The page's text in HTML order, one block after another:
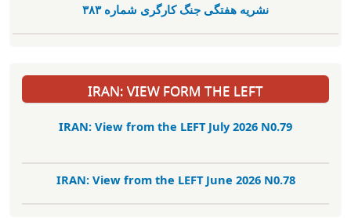
نشریە هفتگی جنگ کارگری شمارە ٣٨٣
IRAN: VIEW FORM THE LEFT
IRAN: View from the LEFT July 2026 N0.79
IRAN: View from the LEFT June 2026 N0.78